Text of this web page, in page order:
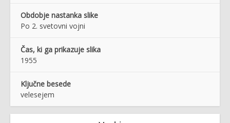
Obdobje nastanka slike
Po 2. svetovni vojni
Čas, ki ga prikazuje slika
1955
Ključne besede
velesejem